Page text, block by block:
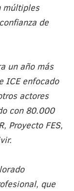
múltiples
de
un año más
ICE enfocado
actores
con 80.000
Proyecto FES,
que